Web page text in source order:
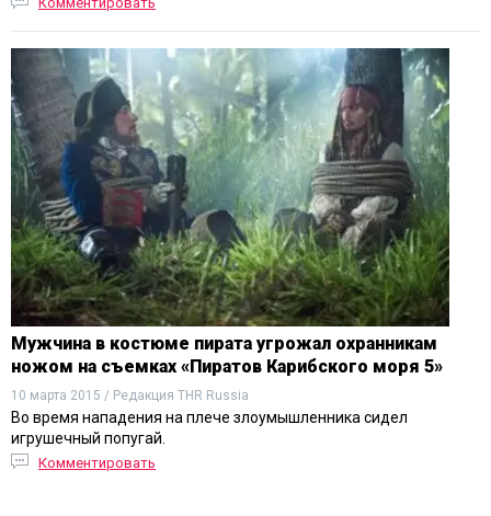
Мужчина в костюме пирата угрожал охранникам
ножом на съемках «Пиратов Карибского моря 5»
10 марта 2015 / Редакция THR Russia
Во время нападения на плече злоумышленника сидел
игрушечный попугай.
Комментировать